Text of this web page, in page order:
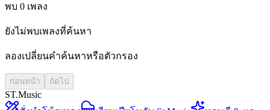
พบ 0 เพลง
ยังไม่พบเพลงที่ค้นหา
ลองเปลี่ยนคำค้นหาหรือตัวกรอง
ก่อนหน้า ถัดไป
ST.Music